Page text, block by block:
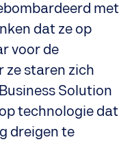
met
dat ze op
voor de
ze staren zich
Solution
technologie dat
dreigen te